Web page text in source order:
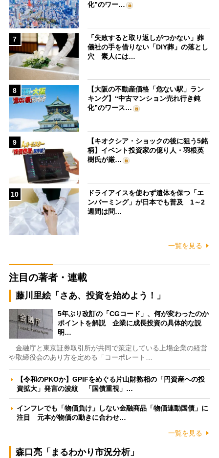
化”のワー…
7
「失敗すると取り返しがつかない」葬
儀社の手を借りない「DIY葬」の落とし
穴 素人には…
8
【大阪の不動産価格「危ない駅」ラン
キング】“中古マンション売れ行き鈍
化”のワース…
9
【キオクシア・ショックの後に狙う5銘
柄】イベント投資家の億り人・羽根英
樹氏が厳…
10
ドライアイスを使わず遺体を保つ「エ
ンバーミング」が日本でも普及 1～2
週間は問…
一覧を見る
注目の著者・連載
藤川里絵「さあ、投資を始めよう！」
5年ぶり改訂の「CGコード」、何が変わったのか
ポイントを解説 企業に成長投資の具体的な説
明…
金融庁と東京証券取引所が共同で策定している上場企業の経営
や取締役会のあり方を定める「コーポレート…
【令和のPKOか】GPIFをめぐる片山財務相の「円資産への投
資拡大」発言の波紋 「国債重視」…
インフレでも「物価負け」しない金融商品「物価連動国債」に
注目 元本が物価の動きに合わせ…
一覧を見る
森口亮「まるわかり市況分析」